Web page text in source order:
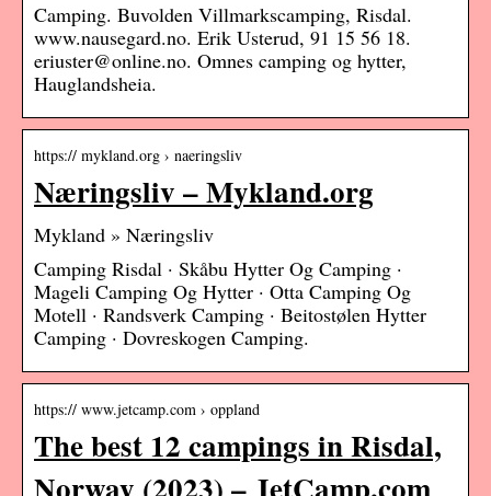
Camping. Buvolden Villmarkscamping, Risdal.
www.nausegard.no. Erik Usterud, 91 15 56 18.
eriuster@online.no. Omnes camping og hytter,
Hauglandsheia.
https:// mykland.org › naeringsliv
Næringsliv – Mykland.org
Mykland » Næringsliv
Camping Risdal · Skåbu Hytter Og Camping ·
Mageli Camping Og Hytter · Otta Camping Og
Motell · Randsverk Camping · Beitostølen Hytter
Camping · Dovreskogen Camping.
https:// www.jetcamp.com › oppland
The best 12 campings in Risdal,